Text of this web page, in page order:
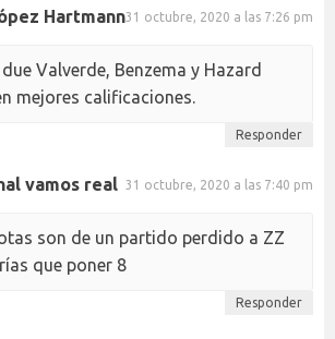
Hartmann31 octubre, 2020 a las 7:26 pm
Valverde, Benzema y Hazard
mejores calificaciones.
Responder
vamos real 31 octubre, 2020 a las 7:40 pm
son de un partido perdido a ZZ
que poner 8
Responder